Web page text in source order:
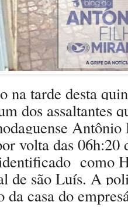
na tarde desta
dos assaltantes
volta das 06h:20
como
de são Luís. A
da casa do